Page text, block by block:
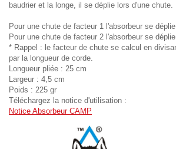
baudrier et la longe, il se déplie lors d'une chute.
Pour une chute de facteur 1 l'absorbeur se
Pour une chute de facteur 2 l'absorbeur se
* Rappel : le facteur de chute se calcul en
par la longueur de corde.
Longueur pliée : 25 cm
Largeur : 4,5 cm
Poids : 225 gr
Téléchargez la notice d'utilisation :
Notice Absorbeur CAMP